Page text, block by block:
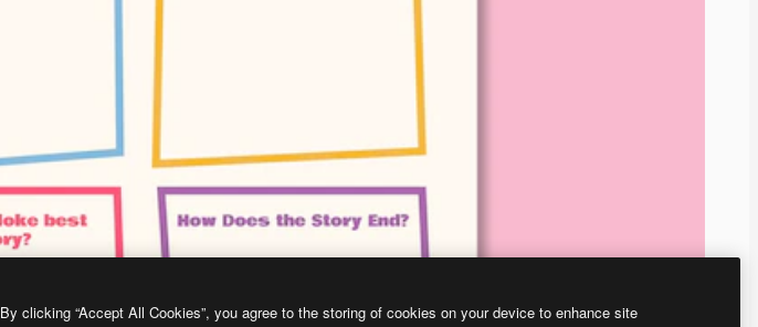
By clicking “Accept All Cookies”, you agree to the storing of cookies on your device to enhance site